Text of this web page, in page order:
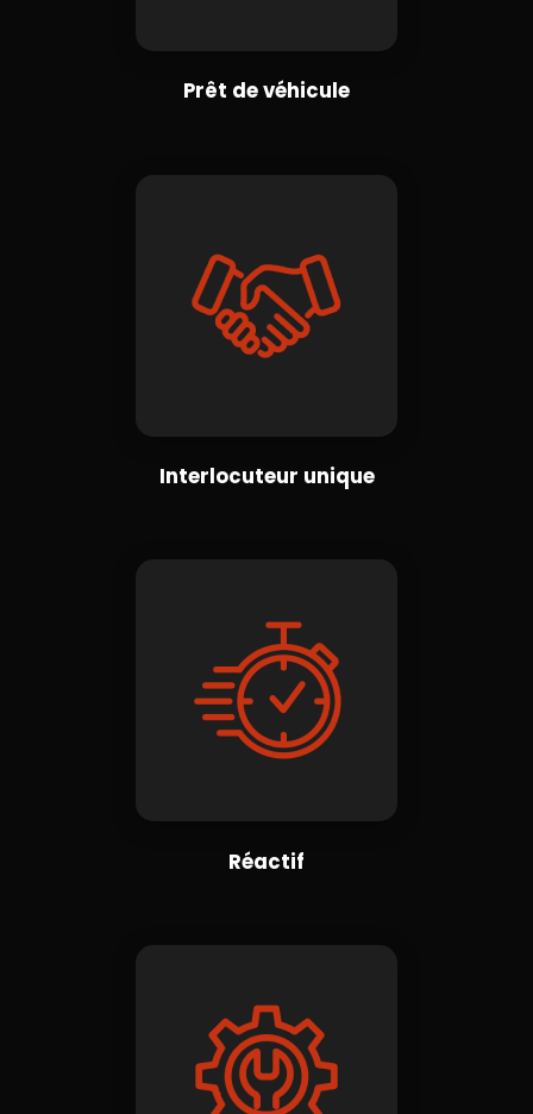
Prêt de véhicule
Interlocuteur unique
Réactif